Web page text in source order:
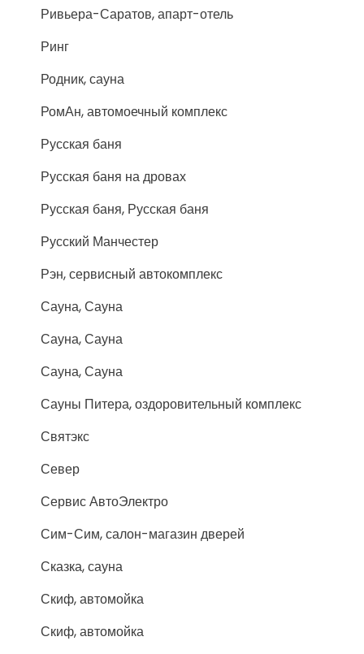
Ривьера-Саратов, апарт-отель
Ринг
Родник, сауна
РомАн, автомоечный комплекс
Русская баня
Русская баня на дровах
Русская баня, Русская баня
Русский Манчестер
Рэн, сервисный автокомплекс
Сауна, Сауна
Сауна, Сауна
Сауна, Сауна
Сауны Питера, оздоровительный комплекс
Святэкс
Север
Сервис АвтоЭлектро
Сим-Сим, салон-магазин дверей
Сказка, сауна
Скиф, автомойка
Скиф, автомойка